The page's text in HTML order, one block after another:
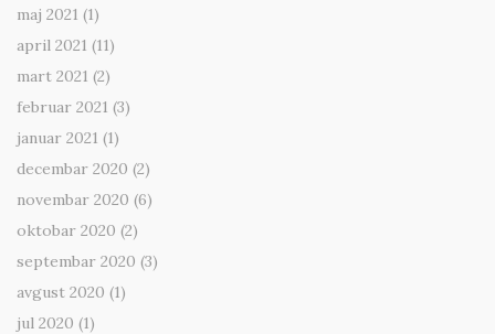
maj 2021 (1)
april 2021 (11)
mart 2021 (2)
februar 2021 (3)
januar 2021 (1)
decembar 2020 (2)
novembar 2020 (6)
oktobar 2020 (2)
septembar 2020 (3)
avgust 2020 (1)
jul 2020 (1)